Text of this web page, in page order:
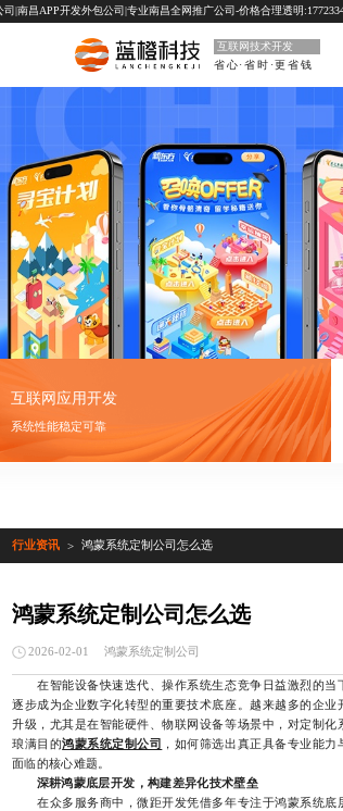
|南昌APP开发外包公司|专业南昌全网推广公司-价格合理透明
互联网技术开发
省心·省时·更省钱
互联网应用开发
系统性能稳定可靠
行业资讯 > 鸿蒙系统定制公司怎么选
鸿蒙系统定制公司怎么选
2026-02-01 鸿蒙系统定制公司
在智能设备快速迭代、操作系统生态竞争日益激烈的当
逐步成为企业数字化转型的重要技术底座。越来越多的企
升级，尤其是在智能硬件、物联网设备等场景中，对定制
琅满目的鸿蒙系统定制公司 ，如何筛选出真正具备专业能
面临的核心难题。
深耕鸿蒙底层开发，构建差异化技术壁垒
在众多服务商中，微距开发凭借多年专注于鸿蒙系统底